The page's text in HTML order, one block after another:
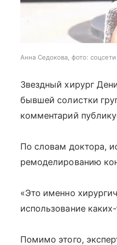
Анна Седокова, фото: соцсети
Звездный хирург
бывшей солистки
комментарий
По словам доктора,
ремоделированию
«Это именно
использование
Помимо этого,